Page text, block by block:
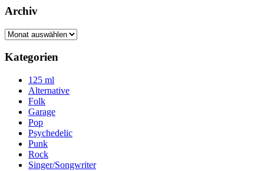
Archiv
Archiv
Kategorien
125 ml
Alternative
Folk
Garage
Pop
Psychedelic
Punk
Rock
Singer/Songwriter